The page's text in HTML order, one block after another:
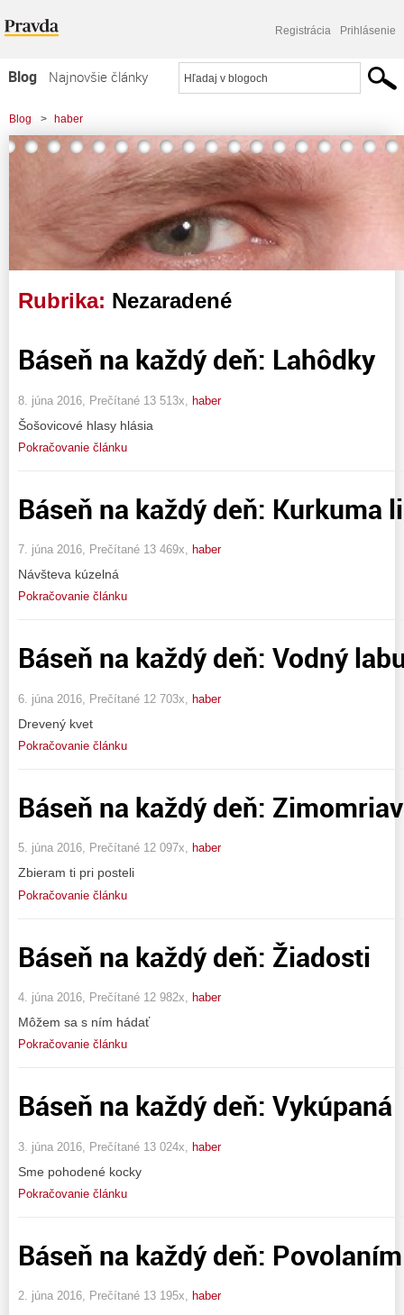
Registrácia Prihlásenie
Blog
Najnovšie články
Najčítanejšie články
Najkomentovanejšie články
Zoznam blogov
Komerčné blogy
Blog > haber
Rubrika: Nezaradené
Báseň na každý deň: Lahôdky
8. júna 2016, Prečítané 13 513x, haber
Šošovicové hlasy hlásia
Pokračovanie článku
Báseň na každý deň: Kurkuma
7. júna 2016, Prečítané 13 469x, haber
Návšteva kúzelná
Pokračovanie článku
Báseň na každý deň: Vodný
6. júna 2016, Prečítané 12 703x, haber
Drevený kvet
Pokračovanie článku
Báseň na každý deň:
5. júna 2016, Prečítané 12 097x, haber
Zbieram ti pri posteli
Pokračovanie článku
Báseň na každý deň: Žiadosti
4. júna 2016, Prečítané 12 982x, haber
Môžem sa s ním hádať
Pokračovanie článku
Báseň na každý deň: Vykúpaná
3. júna 2016, Prečítané 13 024x, haber
Sme pohodené kocky
Pokračovanie článku
Báseň na každý deň:
2. júna 2016, Prečítané 13 195x, haber